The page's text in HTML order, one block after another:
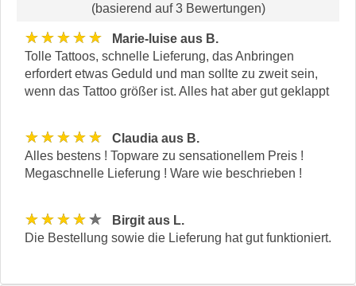
(basierend auf 3 Bewertungen)
★★★★★
Marie-luise aus B.
Tolle Tattoos, schnelle Lieferung, das Anbringen
erfordert etwas Geduld und man sollte zu zweit sein,
wenn das Tattoo größer ist. Alles hat aber gut geklappt
★★★★★
Claudia aus B.
Alles bestens ! Topware zu sensationellem Preis !
Megaschnelle Lieferung ! Ware wie beschrieben !
★★★★★
Birgit aus L.
Die Bestellung sowie die Lieferung hat gut funktioniert.